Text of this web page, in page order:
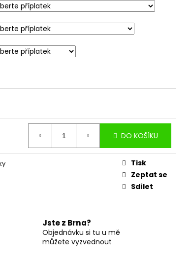
DO KOŠÍKU
Tisk
Zeptat se
Sdílet
Jste z Brna?
Objednávku si tu u mě
můžete vyzvednout